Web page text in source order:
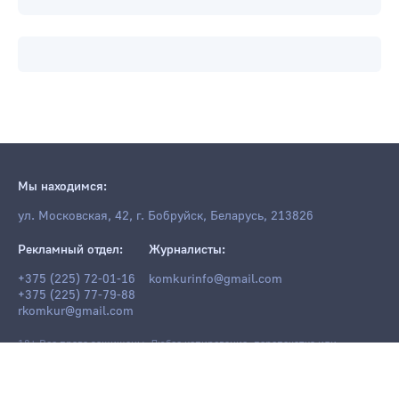
Мы находимся:
ул. Московская, 42, г. Бобруйск, Беларусь, 213826
Рекламный отдел:
+375 (225) 72-01-16
+375 (225) 77-79-88
rkomkur@gmail.com
Журналисты:
komkurinfo@gmail.com
18+ Все права защищены. Любое копирование, перепечатка или